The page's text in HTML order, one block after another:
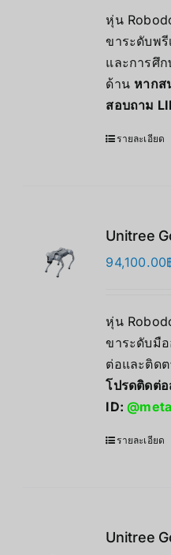
หุ่น
ขาระดับพ
และการศึ
ด้าน หากส
สอบถาม
รายละเอียด
Unitree
94,100.00
หุ่น
ขาระดับมือ
ต่อและติด
โปรดติดต่
ID:
รายละเอียด
Unitree